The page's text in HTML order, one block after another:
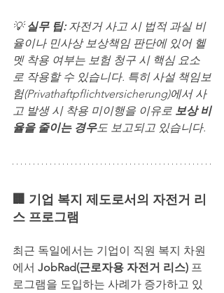
💡 실무 팁: 자전거 사고 시 법적 과실 비
율이나 민사상 보상책임 판단에 있어 헬
멧 착용 여부는 보험 청구 시 핵심 요소
로 작용할 수 있습니다. 특히 사설 책임보
험(Privathaftpflichtversicherung)에서 사
고 발생 시 착용 미이행을 이유로 보상 비
율을 줄이는 경우도 보고되고 있습니다.
🏢 기업 복지 제도로서의 자전거 리
스 프로그램
최근 독일에서는 기업이 직원 복지 차원
에서 JobRad(근로자용 자전거 리스) 프
로그램을 도입하는 사례가 증가하고 있